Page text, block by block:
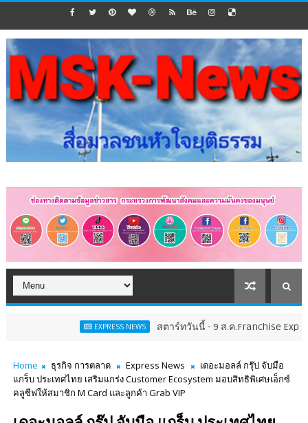
EXPRESS NEWS สตาร์ทวันนี้ - 9 ส.ค.Franchise Expo Thailand
Home ธุรกิจ การตลาด Express News
เดอะมอลล์ กรุ๊ป จับมือ
แกร็บ ประเทศไทย เสริมแกร่ง Customer Ecosystem มอบสิทธิพิเศษเอ็กซ์
คลูซีฟให้สมาชิก M Card และลูกค้า Grab VIP